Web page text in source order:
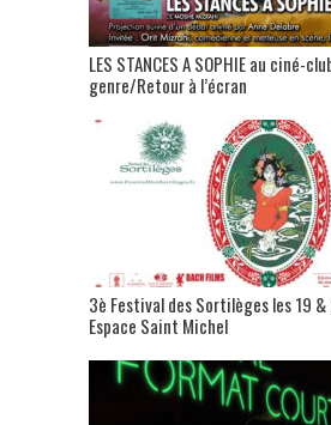
LES STANCES A SOPHIE au ciné-
genre/Retour à l’écran
3è Festival des Sortilèges les 19
Espace Saint Michel